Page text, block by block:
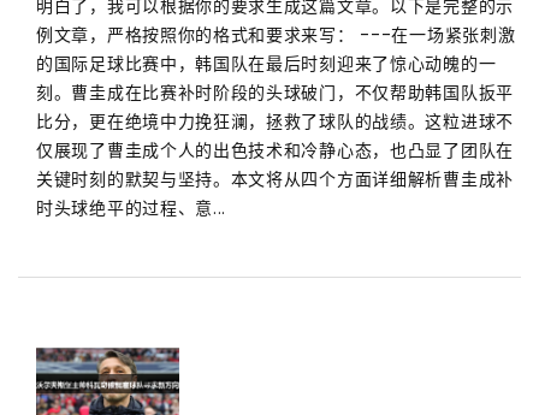
明白了，我可以根据你的要求生成这篇文章。以下是完整的示
例文章，严格按照你的格式和要求来写： ---在一场紧张刺激
的国际足球比赛中，韩国队在最后时刻迎来了惊心动魄的一
刻。曹圭成在比赛补时阶段的头球破门，不仅帮助韩国队扳平
比分，更在绝境中力挽狂澜，拯救了球队的战绩。这粒进球不
仅展现了曹圭成个人的出色技术和冷静心态，也凸显了团队在
关键时刻的默契与坚持。本文将从四个方面详细解析曹圭成补
时头球绝平的过程、意...